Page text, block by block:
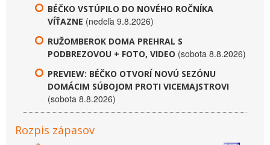
BÉČKO VSTÚPILO DO NOVÉHO ROČNÍKA
VÍŤAZNE (nedeľa 9.8.2026)
RUŽOMBEROK DOMA PREHRAL S
PODBREZOVOU + FOTO, VIDEO (sobota 8.8.2026)
PREVIEW: BÉČKO OTVORÍ NOVÚ SEZÓNU
DOMÁCIM SÚBOJOM PROTI VICEMAJSTROVI
(sobota 8.8.2026)
Rozpis zápasov